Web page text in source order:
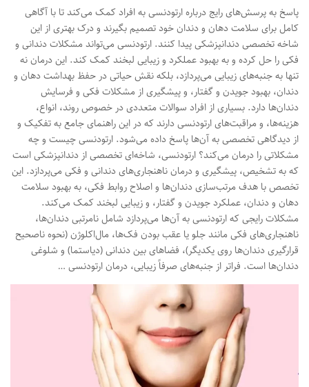
پاسخ به پرسش‌های رایج درباره ارتودنسی به افراد کمک می‌کند تا با آگاهی
کامل برای سلامت دهان و دندان خود تصمیم بگیرند و درک بهتری از این
شاخه تخصصی دندانپزشکی پیدا کنند. ارتودنسی می‌تواند مشکلات دندانی و
فکی را حل کرده و به بهبود عملکرد و زیبایی لبخند کمک کند. این درمان نه
تنها به جنبه‌های زیبایی می‌پردازد، بلکه نقش حیاتی در حفظ بهداشت دهان و
دندان، بهبود جویدن و گفتار، و پیشگیری از مشکلات فکی و فرسایش
دندان‌ها دارد. بسیاری از افراد سوالات متعددی در خصوص روند، انواع،
هزینه‌ها، و مراقبت‌های ارتودنسی دارند که در این راهنمای جامع به تفکیک و
از دیدگاهی تخصصی به آن‌ها پاسخ داده می‌شود. ارتودنسی چیست و چه
مشکلاتی را درمان می‌کند؟ ارتودنسی، شاخه‌ای تخصصی از دندانپزشکی است
که به تشخیص، پیشگیری و درمان ناهنجاری‌های دندانی و فکی می‌پردازد. این
تخصص با هدف مرتب‌سازی دندان‌ها و اصلاح روابط فکی، به بهبود سلامت
دهان و دندان، عملکرد جویدن و گفتار، و زیبایی لبخند کمک می‌کند.
مشکلات رایجی که ارتودنسی به آن‌ها می‌پردازد شامل نامرتبی دندان‌ها،
ناهنجاری‌های فکی مانند جلو یا عقب بودن فک‌ها، مال‌اکلوژن (نحوه ناصحیح
قرارگیری دندان‌ها روی یکدیگر)، فضاهای بین دندانی (دیاستما) و شلوغی
دندان‌ها است. فراتر از جنبه‌های صرفاً زیبایی، درمان ارتودنسی …